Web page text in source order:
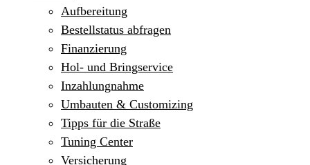
Aufbereitung
Bestellstatus abfragen
Finanzierung
Hol- und Bringservice
Inzahlungnahme
Umbauten & Customizing
Tipps für die Straße
Tuning Center
Versicherung